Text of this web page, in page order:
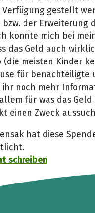
gestellt
bzw. der
konnte mich bei
das Geld auch
(die meisten Kinder
für benachteiligte
noch mehr
für was das
einen Zweck
hat diese
schreiben